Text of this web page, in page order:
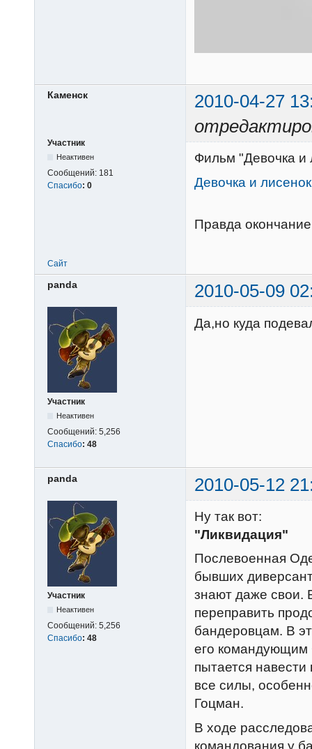
Каменск
2010-04-27
Участник
Неактивен
Сообщений: 181
Спасибо: 0
Фильм "Девочка и
Девочка и лисенок
Правда
Сайт
panda 2010-05-09
Участник
Неактивен
Сообщений: 5,256
Спасибо: 48
Да,но куда
panda 2010-05-12
Участник
Неактивен
Сообщений: 5,256
Спасибо: 48
Ну так вот:
"Ликвидация"
Послевоенная
бывших
знают даже свои.
переправить
бандеровцам. В
его командующим
пытается
все силы,
Гоцман.
В ходе
командования у